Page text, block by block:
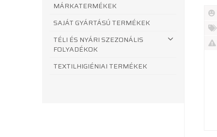
MÁRKATERMÉKEK
SAJÁT GYÁRTÁSÚ TERMÉKEK
TÉLI ÉS NYÁRI SZEZONÁLIS
FOLYADÉKOK
TEXTILHIGIÉNIAI TERMÉKEK
Új
%